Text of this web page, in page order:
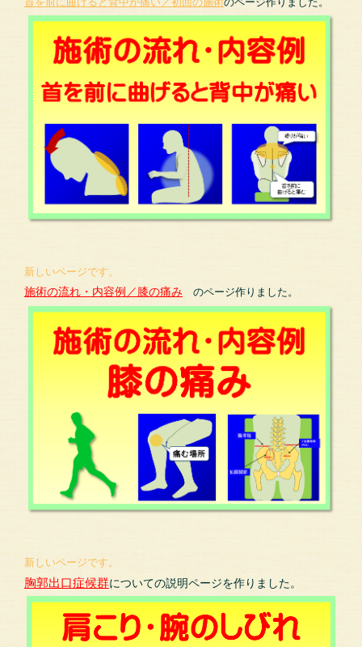
新しいページです。
施術の流れ・内容例／膝の痛み のページ作りました。
新しいページです。
胸郭出口症候群についての説明ページを作りました。